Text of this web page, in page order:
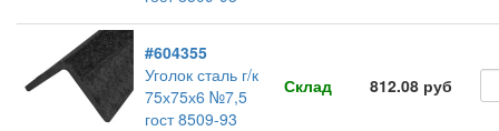
#604355
Уголок сталь г/к
75х75х6 №7,5
гост 8509-93
Склад 812.08 руб